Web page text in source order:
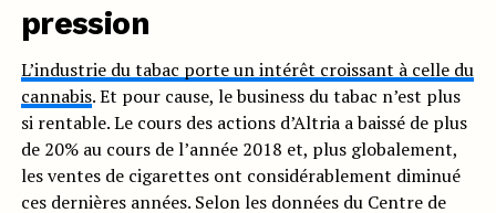
pression
L’industrie du tabac porte un intérêt croissant à celle du
cannabis. Et pour cause, le business du tabac n’est plus
si rentable. Le cours des actions d’Altria a baissé de plus
de 20% au cours de l’année 2018 et, plus globalement,
les ventes de cigarettes ont considérablement diminué
ces dernières années. Selon les données du Centre de